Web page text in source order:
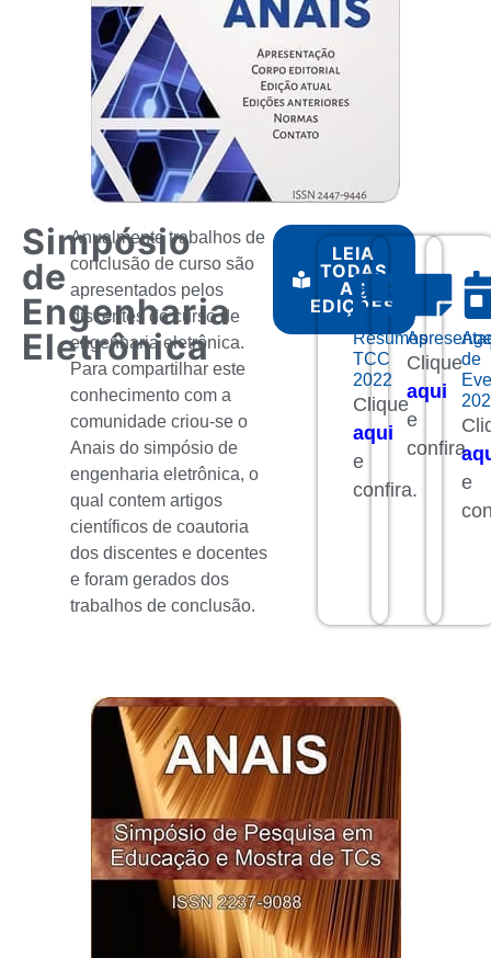
Simpósio
de
Engenharia
Eletrônica
Anualmente trabalhos de
conclusão de curso são
apresentados pelos
discentes do curso de
engenharia eletrônica.
Para compartilhar este
conhecimento com a
comunidade criou-se o
Anais do simpósio de
engenharia eletrônica, o
qual contem artigos
científicos de coautoria
dos discentes e docentes
e foram gerados dos
trabalhos de conclusão.
LEIA
TODAS
AS
EDIÇÕES
Resumos
TCC
2022
Clique
aqui
e
confira.
Clique
aqui
e
confira.
de
e